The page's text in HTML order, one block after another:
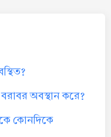
অবস্থান করে?
কোনদিকে